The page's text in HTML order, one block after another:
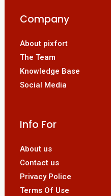
Company
About pixfort
The Team
Knowledge Base
Social Media
Info For
About us
Contact us
Privacy Police
Terms Of Use